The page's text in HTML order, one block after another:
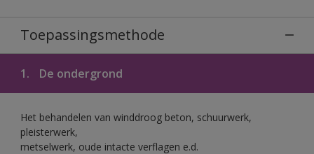
Toepassingsmethode
1. De ondergrond
Het behandelen van winddroog beton, schuurwerk,
pleisterwerk,
metselwerk, oude intacte verflagen e.d.